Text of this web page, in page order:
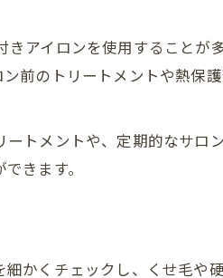
アイロンを使用することが
前のトリートメントや熱保
トメントや、定期的なサロ
きます。
かくチェックし、くせ毛や